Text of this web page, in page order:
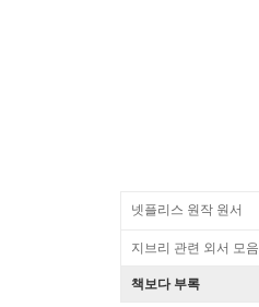
넷플리스 원작 원서
지브리 관련 외서 모음
책보다 부록